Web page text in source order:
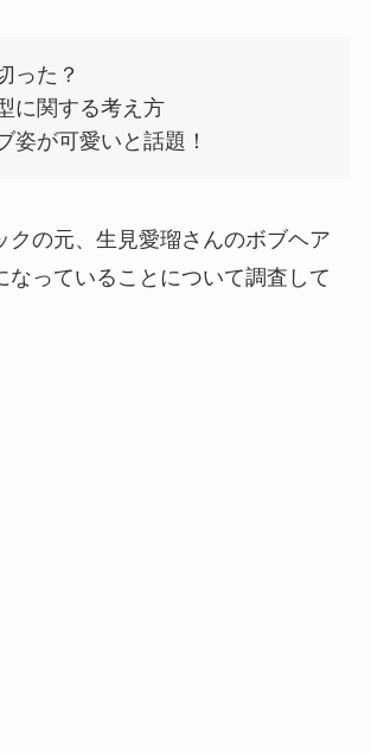
った？
に関する考え方
姿が可愛いと話題！
クの元、生見愛瑠さんのボブヘア
なっていることについて調査して